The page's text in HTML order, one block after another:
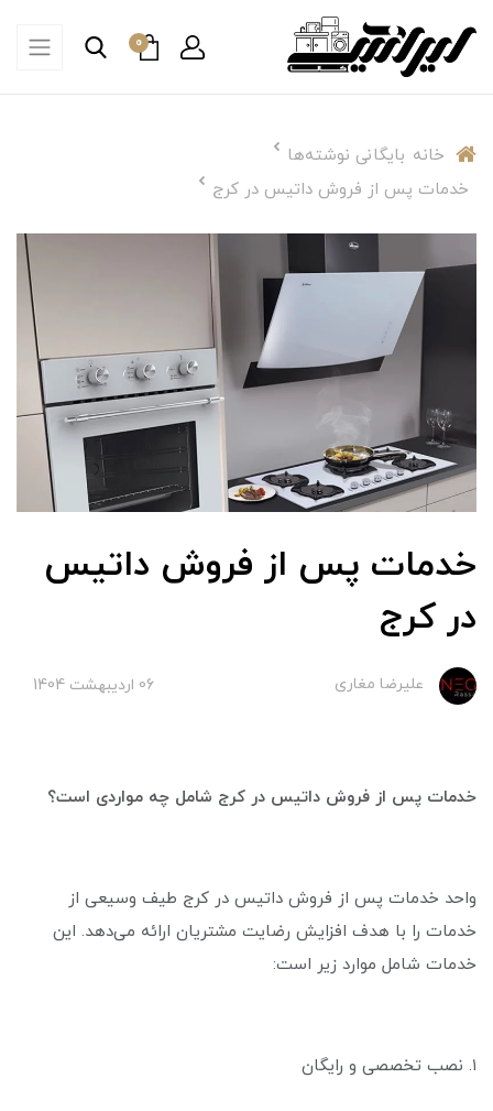
0
خانه بایگانی نوشته‌ها
خدمات پس از فروش داتیس در کرج
خدمات پس از فروش داتیس
در کرج
علیرضا مغاری 06 ارديبهشت 1404
خدمات پس از فروش داتیس در کرج شامل چه مواردی است؟
واحد خدمات پس از فروش داتیس در کرج طیف وسیعی از
خدمات را با هدف افزایش رضایت مشتریان ارائه می‌دهد. این
خدمات شامل موارد زیر است:
۱. نصب تخصصی و رایگان